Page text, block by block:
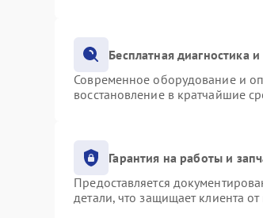
Бесплатная диагностика
Современное оборудование и
восстановление в кратчайшие
Гарантия на работы и
Предоставляется
детали, что защищает клиента